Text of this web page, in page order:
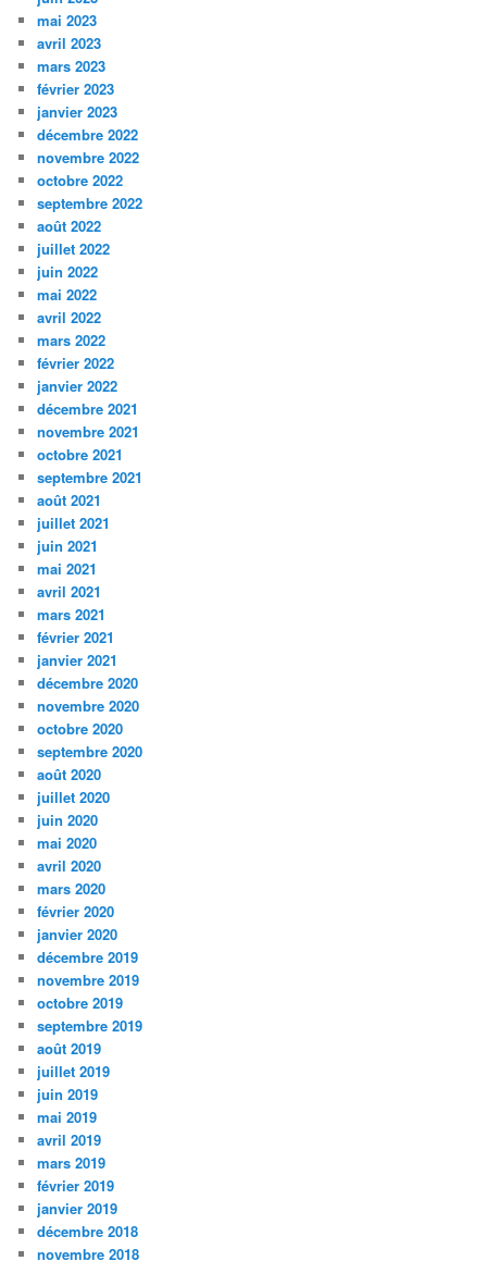
mai 2023
avril 2023
mars 2023
février 2023
janvier 2023
décembre 2022
novembre 2022
octobre 2022
septembre 2022
août 2022
juillet 2022
juin 2022
mai 2022
avril 2022
mars 2022
février 2022
janvier 2022
décembre 2021
novembre 2021
octobre 2021
septembre 2021
août 2021
juillet 2021
juin 2021
mai 2021
avril 2021
mars 2021
février 2021
janvier 2021
décembre 2020
novembre 2020
octobre 2020
septembre 2020
août 2020
juillet 2020
juin 2020
mai 2020
avril 2020
mars 2020
février 2020
janvier 2020
décembre 2019
novembre 2019
octobre 2019
septembre 2019
août 2019
juillet 2019
juin 2019
mai 2019
avril 2019
mars 2019
février 2019
janvier 2019
décembre 2018
novembre 2018